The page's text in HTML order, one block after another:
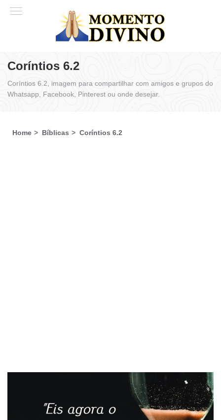
Coríntios 6.2
Coríntios 6.2, imagem para compartilhar com amigos e grupos do
Whatsapp, Facebook, Pinterest ou onde desejar.
Home Bíblicas Coríntios 6.2